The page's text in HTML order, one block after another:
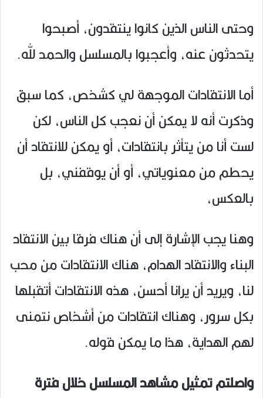
وحتى الناس الذين كانوا ينتقدون، أصبحوا
يتحدثون عنه، وأعجبوا بالمسلسل والحمد لله.
أما الانتقادات الموجهة لي كشخص، كما سبق
وذكرت أنه لا يمكن أن نعجب كل الناس، لكن
لست أنا من يتأثر بانتقادات، أو يمكن للانتقاد أن
يحطم من معنوياتي، أو أن يوقفني، بل
بالعكس،
وهنا يجب الإشارة إلى أن هناك فرقا بين الانتقاد
البناء والانتقاد الهدام، هناك الانتقادات من محب
لنا، ويريد أن يرانا أحسن، هذه الانتقادات أتقبلها
بكل سرور، وهناك انتقادات من أشخاص نتمنى
لهم الهداية، هذا ما يمكن قوله.
واصلتم تمثيل مشاهد المسلسل خلال فترة